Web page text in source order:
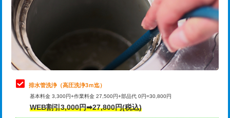
管・ポリ管・HT管使用/3ｍ超え)
排水管工事（土の掘削・埋め戻し作
業）
11,000円~
排水管工事（排水管工事/3ｍまで） 55,000円
排水管工事（追加 排水管工事/3ｍ超
え）
マス交換（土の掘削・埋め戻し作業）
桝清掃 8,800円
止水・漏水調査・防水処理・清掃・修
理・調整・分解・加工など（軽作業）
11,000円
止水・漏水調査・防水処理・清掃・修
理・調整・分解・加工など（中作業）
22,000円
止水・漏水調査・防水処理・清掃・修
理・調整・分解・加工など（重作業）
33,000円
排水管洗浄（高圧洗浄3ｍ迄）
基本料金 3,300円+作業料金 27,500円+部品代 0円=30,800円
WEB割引3,000円➡27,800円(税込)